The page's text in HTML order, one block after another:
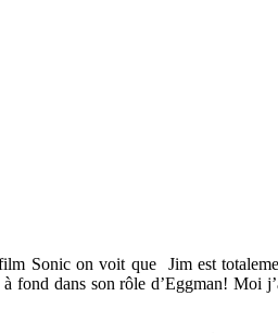
Sonic on voit que Jim est
dans son rôle d’Eggman! Moi